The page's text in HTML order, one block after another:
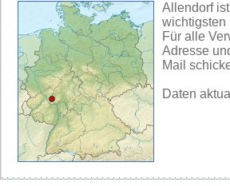
Allendorf
wichtigsten
Für alle
Adresse
Mail
Daten